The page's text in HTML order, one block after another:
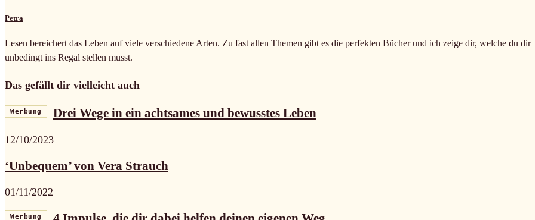
Petra
Lesen bereichert das Leben auf viele verschiedene Arten. Zu fast allen Themen gibt es die perfekten Bücher und ich zeige dir, welche du dir
unbedingt ins Regal stellen musst.
Das gefällt dir vielleicht auch
Werbung Drei Wege in ein achtsames und bewusstes Leben
12/10/2023
‘Unbequem’ von Vera Strauch
01/11/2022
Werbung